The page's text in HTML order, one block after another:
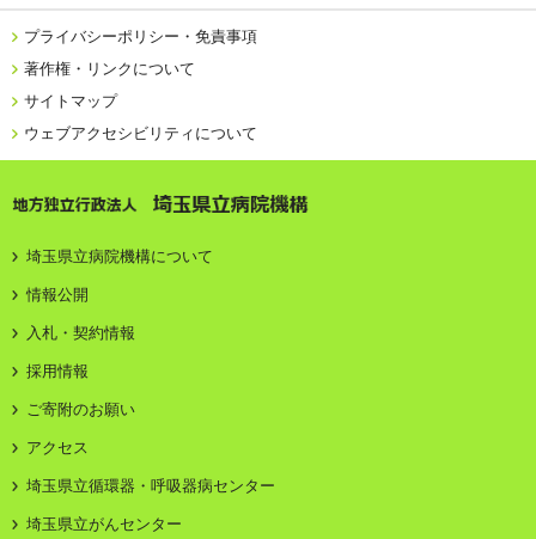
プライバシーポリシー・免責事項
著作権・リンクについて
サイトマップ
ウェブアクセシビリティについて
地方独立行政法人 埼玉県立病院機構
埼玉県立病院機構について
情報公開
入札・契約情報
採用情報
ご寄附のお願い
アクセス
埼玉県立循環器・呼吸器病センター
埼玉県立がんセンター